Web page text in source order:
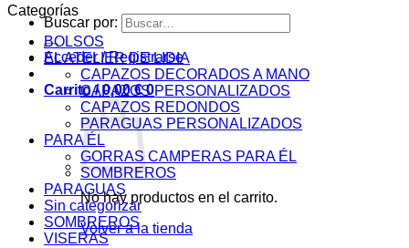
Buscar por:
Acceder / Registrarse
Carrito /0,00€ 0
No hay productos en el carrito.
Volver a la tienda
Categorías
BOLSOS
EL ATELIER DE LIDIA
CAPAZOS DECORADOS A MANO
CAPAZOS PERSONALIZADOS
CAPAZOS REDONDOS
PARAGUAS PERSONALIZADOS
PARA ÉL
GORRAS CAMPERAS PARA ÉL
SOMBREROS
PARAGUAS
Sin categorizar
SOMBREROS
VISERAS